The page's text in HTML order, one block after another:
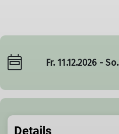
Fr. 11.12.2026 -
Details